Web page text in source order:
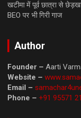
खटीमा में पूर्व छात्रा से
BEO पर भी गिरी गाज
Author
Founder – Aarti
Website –
Email –
Phone – +91 95571